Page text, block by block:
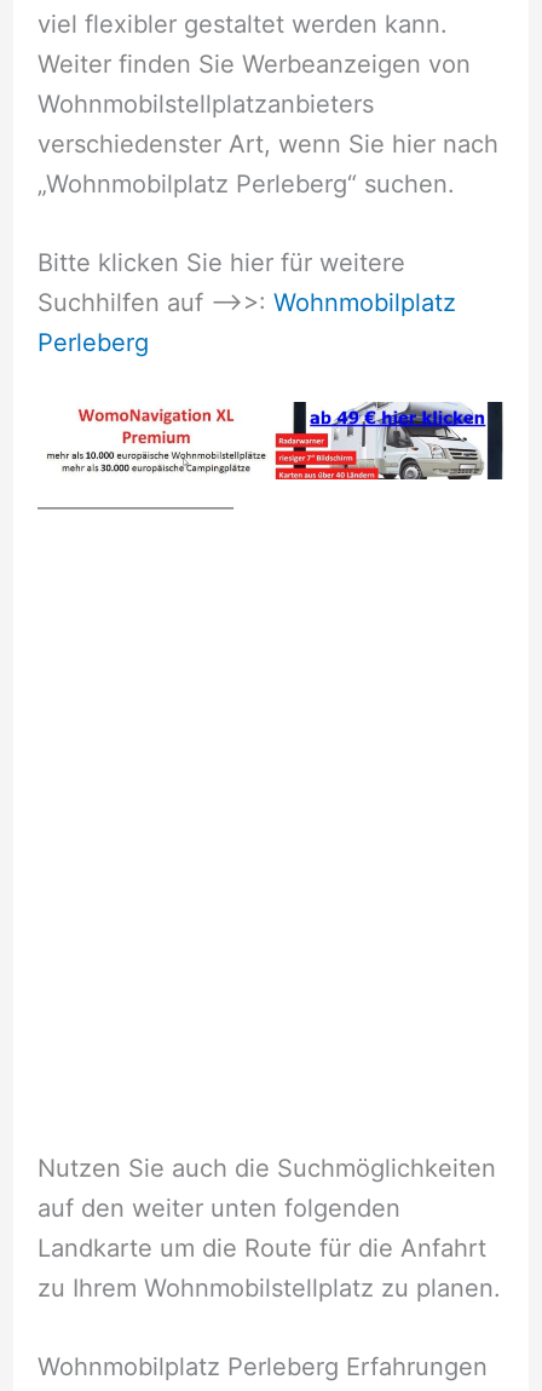
viel flexibler gestaltet werden kann.
Weiter finden Sie Werbeanzeigen von
Wohnmobilstellplatzanbieters
verschiedenster Art, wenn Sie hier nach
„Wohnmobilplatz Perleberg“ suchen.
Bitte klicken Sie hier für weitere
Suchhilfen auf –>>: Wohnmobilplatz
Perleberg
Nutzen Sie auch die Suchmöglichkeiten
auf den weiter unten folgenden
Landkarte um die Route für die Anfahrt
zu Ihrem Wohnmobilstellplatz zu planen.
Wohnmobilplatz Perleberg Erfahrungen